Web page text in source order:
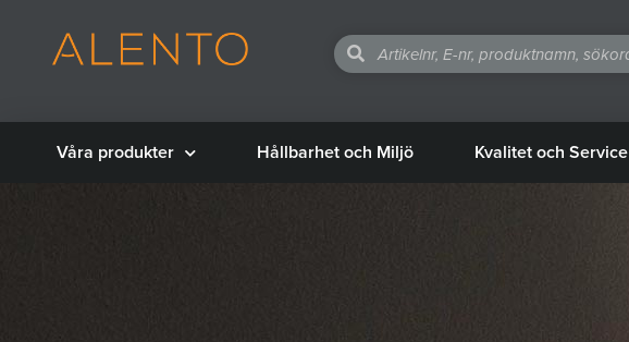
Våra produkter Hållbarhet och Miljö Kvalitet och Service